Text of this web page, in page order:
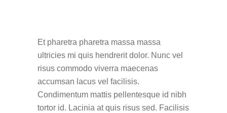
Et pharetra pharetra massa massa
ultricies mi quis hendrerit dolor. Nunc vel
risus commodo viverra maecenas
accumsan lacus vel facilisis.
Condimentum mattis pellentesque id nibh
tortor id. Lacinia at quis risus sed. Facilisis